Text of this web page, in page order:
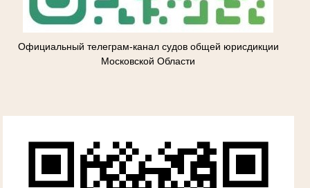
Официальный телеграм-канал судов общей юрисдикции
Московской Области